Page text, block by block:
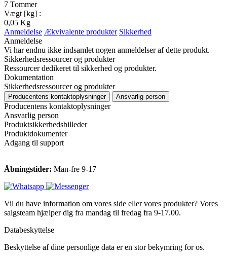
7 Tommer
Vægt [kg] :
0,05 Kg
Anmeldelse Ækvivalente produkter Sikkerhed
Anmeldelse
Vi har endnu ikke indsamlet nogen anmeldelser af dette produkt.
Sikkerhedsressourcer og produkter
Ressourcer dedikeret til sikkerhed og produkter.
Dokumentation
Sikkerhedsressourcer og produkter
Producentens kontaktoplysninger Ansvarlig person
Producentens kontaktoplysninger
Ansvarlig person
Produktsikkerhedsbilleder
Produktdokumenter
Adgang til support
Åbningstider: Man-fre 9-17
Vil du have information om vores side eller vores produkter? Vores
salgsteam hjælper dig fra mandag til fredag fra 9-17.00.
Databeskyttelse
Beskyttelse af dine personlige data er en stor bekymring for os.